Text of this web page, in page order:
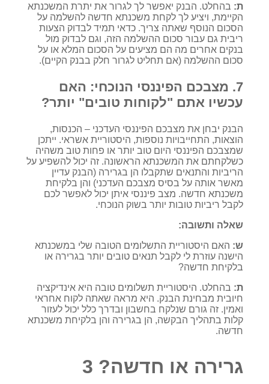
ת: בהחלט. הבנק יאפשר לך לגרור את יתרת המשכנתא
הקיימת, ויציע לך לקחת משכנתא חדשה להשלמה על
הסכום הנוסף שאתה צריך. כדאי תמיד לבדוק הצעות
ריבית גם עבור סכום ההשלמה הזה, וגם לבדוק מול
בנקים אחרים מה הם מציעים על הסכום המלא או על
סכום ההשלמה (אם תחליט לגרור חלק בבנק הקיים).
7. מצבכם הפיננסי הנוכחי: האם
עכשיו אתם "לקוחות טובים" יותר?
הבנק יבחן את מצבכם הפיננסי העדכני – הכנסות,
הוצאות, התחייבויות נוספות, היסטוריית אשראי. ייתכן
שמצבכם הפיננסי היום טוב יותר או פחות טוב משהיה
כשלקחתם את המשכנתא הראשונה. זה יכול להשפיע על
הריביות והתנאים שתקבלו הן בגרירה (הבנק עדיין
מאשר אותה על בסיס מצבכם העדכני) והן בלקיחת
משכנתא חדשה. מצב פיננסי איתן יכול לאפשר לכם
לקבל ריביות טובות יותר בשוק הנוכחי.
שאלה ותשובה:
ש: האם היסטוריית התשלומים הטובה שלי במשכנתא
הישנה עוזרת לי לקבל תנאים טובים יותר בגרירה או
בלקיחת חדשה?
ת: בהחלט. היסטוריית תשלומים טובה היא אינדיקציה
חיובית מבחינת הבנק. היא מראה שאתה לקוח אחראי
ואמין. זה גורם שנלקח בחשבון ובדרך כלל יכול לעזור
קלות בתהליך הבקשה, הן בגרירה והן בלקיחת משכנתא
חדשה.
גרירה או חדשה? 3